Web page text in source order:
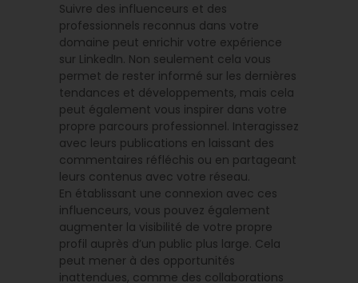
Suivre des influenceurs et des
professionnels reconnus dans votre
domaine peut enrichir votre expérience
sur LinkedIn. Non seulement cela vous
permet de rester informé sur les dernières
tendances et développements, mais cela
peut également vous inspirer dans votre
propre parcours professionnel. Interagissez
avec leurs publications en laissant des
commentaires réfléchis ou en partageant
leurs contenus avec votre réseau.
En établissant une connexion avec ces
influenceurs, vous pouvez également
augmenter la visibilité de votre propre
profil auprès d’un public plus large. Cela
peut mener à des opportunités
inattendues, comme des collaborations